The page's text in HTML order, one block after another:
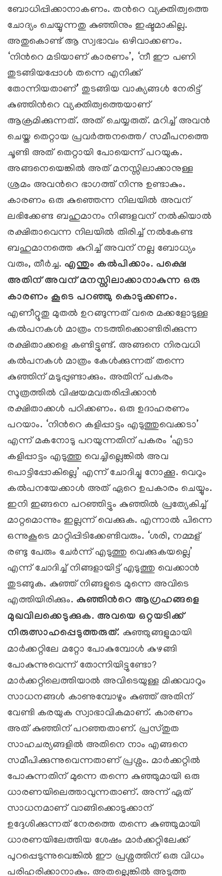
ബോധിപ്പിക്കാനാകണം. തന്‍റെ വ്യക്തിത്വത്തെ
ചോദ്യം ചെയ്യുന്നതു കുഞ്ഞിനും ഇഷ്ടമാകില്ല.
അതുകൊണ്ട് ആ സ്വഭാവം ഒഴിവാക്കണം.
‘നിന്‍റെ മടിയാണ് കാരണം’, ‘നീ ഈ പണി
തുടങ്ങിയപ്പോള്‍ തന്നെ എനിക്ക്
തോന്നിയതാണ്’ തുടങ്ങിയ വാക്യങ്ങള്‍ നേരിട്ട്
കുഞ്ഞിന്‍റെ വ്യക്തിത്വത്തെയാണ്
ആക്രമിക്കുന്നത്. അത് ചെയ്യരുത്. മറിച്ച് അവന്‍
ചെയ്ത തെറ്റായ പ്രവര്‍ത്തനത്തെ/ സമീപനത്തെ
ചൂണ്ടി അത് തെറ്റായി പോയെന്ന് പറയുക.
അങ്ങനെയെങ്കില്‍ അത് മനസ്സിലാക്കാനുള്ള
ശ്രമം അവന്‍റെ ഭാഗത്ത് നിന്നു ഉണ്ടാകും.
കാരണം ഒരു കുഞ്ഞെന്ന നിലയില്‍ അവന്
ലഭിക്കേണ്ട ബഹുമാനം നിങ്ങളവന് നല്‍കിയാല്‍
രക്ഷിതാവെന്ന നിലയില്‍ തിരിച്ച് നല്‍കേണ്ട
ബഹുമാനത്തെ കുറിച്ച് അവന് നല്ല ബോധ്യം
വരും, തീര്‍ച്ച. എന്തും കല്‍പിക്കാം. പക്ഷെ
അതിന് അവന് മനസ്സിലാക്കാനാകുന്ന ഒരു
കാരണം കൂടെ പറഞ്ഞു കൊടുക്കണം.
എണീറ്റുതു മുതല്‍ ഉറങ്ങുന്നത് വരെ മക്കളോടുള്ള
കല്‍പനകള്‍ മാത്രം നടത്തിക്കൊണ്ടിരിക്കുന്ന
രക്ഷിതാക്കളെ കണ്ടിട്ടുണ്ട്. അങ്ങനെ നിരവധി
കല്‍പനകള്‍ മാത്രം കേള്‍ക്കുന്നത് തന്നെ
കുഞ്ഞിന് മടുപ്പുണ്ടാക്കും. അതിന് പകരം
സൂത്രത്തില്‍ വിഷയമവതരിപ്പിക്കാന്‍
രക്ഷിതാക്കള്‍ പഠിക്കണം. ഒരു ഉദാഹരണം
പറയാം. ‘നിന്‍റെ കളിപ്പാട്ടം എടുത്തുവെക്കടാ’
എന്ന് മകനോടു പറയുന്നതിന് പകരം ‘എടാ
കളിപ്പാട്ടം എടുത്തു വെച്ചില്ലെങ്കില്‍ അവ
പൊട്ടിപ്പോകില്ലെ’ എന്ന് ചോദിച്ചു നോക്കൂ. വെറും
കല്‍പനയേക്കാള്‍ അത് ഏറെ ഉപകാരം ചെയ്യും.
ഇനി ഇങ്ങനെ പറഞ്ഞിട്ടും കുഞ്ഞില്‍ പ്രത്യേകിച്ച്
മാറ്റമൊന്നും ഇല്ലന്ന് വെക്കുക. എന്നാല്‍ പിന്നെ
ഒന്നുകൂടെ മാറ്റിപ്പിടിക്കേണ്ടിവരും. ‘ശരി, നമ്മള്
രണ്ടു പേരും ചേര്‍ന്ന് എടുത്തു വെക്കുകയല്ലെ’
എന്ന് ചോദിച്ച് നിങ്ങളായിട്ട് എടുത്തു വെക്കാന്‍
തുടങ്ങുക. കുഞ്ഞ് നിങ്ങളുടെ മുന്നെ അവിടെ
എത്തിയിരിക്കും. കുഞ്ഞിന്‍റെ ആഗ്രഹങ്ങളെ
മുഖവിലക്കെടുക്കുക. അവയെ ഒറ്റയടിക്ക്
നിരുത്സാഹപ്പെടുത്തരുത്. കുഞ്ഞുങ്ങളുമായി
മാര്‍ക്കറ്റിലേ മറ്റോ പോകുമ്പോള്‍ കുഴങ്ങി
പോകുന്നുവെന്ന് തോന്നിയിട്ടുണ്ടോ?
മാര്‍ക്കറ്റിലെത്തിയാല്‍ അവിടെയുള്ള മിക്കവാറും
സാധനങ്ങള്‍ കാണുമ്പോഴും കുഞ്ഞ് അതിന്
വേണ്ടി കരയുക സ്വാഭാവികമാണ്. കാരണം
അത് കുഞ്ഞിന് പറഞ്ഞതാണ്. പ്രസ്തുത
സാഹചര്യങ്ങളില്‍ അതിനെ നാം എങ്ങനെ
സമീപിക്കുന്നുവെന്നതാണ് പ്രശ്നം. മാര്‍ക്കറ്റില്‍
പോകുന്നതിന് മുന്നെ തന്നെ കുഞ്ഞുമായി ഒരു
ധാരണയിലെത്താവുന്നതാണ്. അന്ന് ഏത്
സാധനമാണ് വാങ്ങിക്കൊടുക്കാന്
ഉദ്ദേശിക്കുന്നത് നേരത്തെ തന്നെ കുഞ്ഞുമായി
ധാരണയിലേത്തിയ ശേഷം മാര്‍ക്കറ്റിലേക്ക്
പുറപ്പെടുന്നുവെങ്കില്‍ ഈ പ്രശ്നത്തിന് ഒരു വിധം
പരിഹരിക്കാനാകും. അതല്ലെങ്കില്‍ അടുത്ത